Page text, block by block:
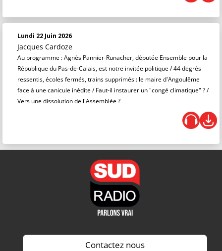
Lundi 22 Juin 2026
Jacques Cardoze
Au programme : Agnès Pannier-Runacher, députée Ensemble pour la
République du Pas-de-Calais, est notre invitée politique / 44 degrés
ressentis, écoles fermés, trains supprimés : le maire d'Angoulême
face à une canicule inédite / Faut-il instaurer un "congé climatique" ? /
Vers une dissolution de l'Assemblée ?
Contactez nous